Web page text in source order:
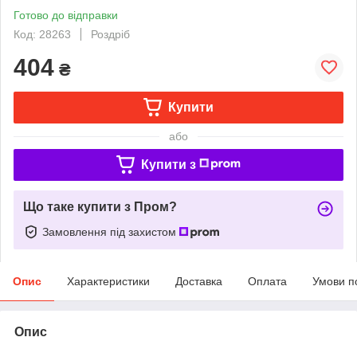
Готово до відправки
Код: 28263
Роздріб
404 ₴
Купити
або
Купити з
Що таке купити з Пром?
Замовлення під захистом
Опис Характеристики Доставка Оплата Умови
Опис